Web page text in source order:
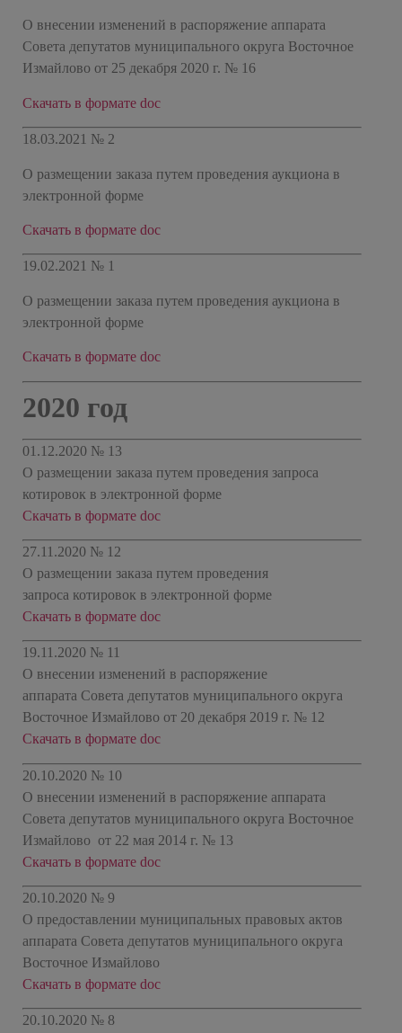
О внесении изменений в распоряжение аппарата
Совета депутатов муниципального округа Восточное
Измайлово от 25 декабря 2020 г. № 16
Скачать в формате doc
18.03.2021 № 2
О размещении заказа путем проведения аукциона в
электронной форме
Скачать в формате doc
19.02.2021 № 1
О размещении заказа путем проведения аукциона в
электронной форме
Скачать в формате doc
2020 год
01.12.2020 № 13
О размещении заказа путем проведения запроса
котировок в электронной форме
Скачать в формате doc
27.11.2020 № 12
О размещении заказа путем проведения
запроса котировок в электронной форме
Скачать в формате doc
19.11.2020 № 11
О внесении изменений в распоряжение
аппарата Совета депутатов муниципального округа
Восточное Измайлово от 20 декабря 2019 г. № 12
Скачать в формате doc
20.10.2020 № 10
О внесении изменений в распоряжение аппарата
Совета депутатов муниципального округа Восточное
Измайлово от 22 мая 2014 г. № 13
Скачать в формате doc
20.10.2020 № 9
О предоставлении муниципальных правовых актов
аппарата Совета депутатов муниципального округа
Восточное Измайлово
Скачать в формате doc
20.10.2020 № 8